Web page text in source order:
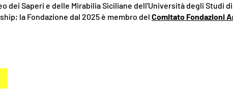
dei Saperi e delle Mirabilia Siciliane dell'Università degli Studi di
la Fondazione dal 2025 è membro del Comitato Fondazioni